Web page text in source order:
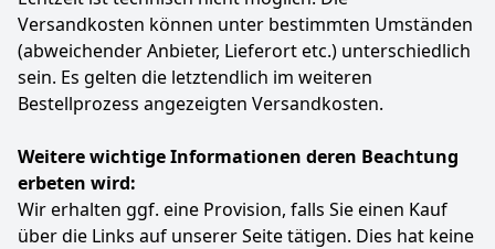
Genau Das Richtige, Wenn Es Mal Schnell Und
Unkompliziert Sein Muss
Lieferumfang: 6 X 400 Ml (2 X 200 Ml) Milch-Getreide-
Mahlzeit Vanille, Trinkbare Babynahrung Mit
Natürlicher Vanille Von Alete Bewusst
6 Stücke Alete 2,5 kg
Versandkosten können unter bestimmten Umständen
(abweichender Anbieter, Lieferort etc.) unterschiedlich
sein. Es gelten die letztendlich im weiteren
Bestellprozess angezeigten Versandkosten.
Weitere wichtige Informationen deren Beachtung
erbeten wird:
Wir erhalten ggf. eine Provision, falls Sie einen Kauf
über die Links auf unserer Seite tätigen. Dies hat keine